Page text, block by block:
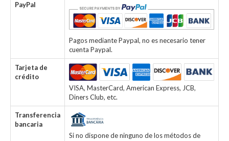
PayPal
Pagos mediante Paypal, no es necesario tener
cuenta Paypal.
Tarjeta de
crédito
VISA, MasterCard, American Express, JCB,
Diners Club, etc.
Transferencia
bancaria
Si no dispone de ninguno de los métodos de